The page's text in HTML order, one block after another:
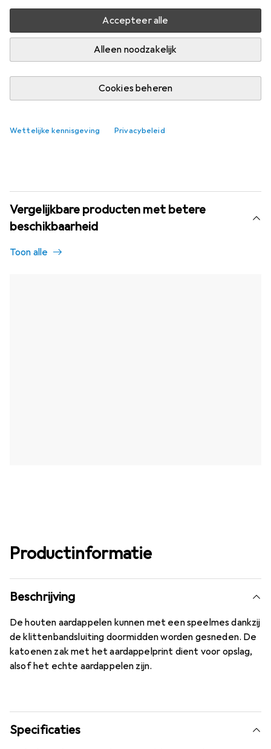
Accepteer alle
Alleen noodzakelijk
Cookies beheren
Wettelijke kennisgeving Privacybeleid
10 stuk op voorraad bij leverancier
Laat me weten als dit product eerder beschikbaar is
Vergelijk In verlanglijstje
Gratis verzending vanaf 30,– i
Vergelijkbare producten met betere
beschikbaarheid
Toon alle
Productinformatie
Beschrijving
De houten aardappelen kunnen met een speelmes dankzij
de klittenbandsluiting doormidden worden gesneden. De
katoenen zak met het aardappelprint dient voor opslag,
alsof het echte aardappelen zijn.
Specificaties